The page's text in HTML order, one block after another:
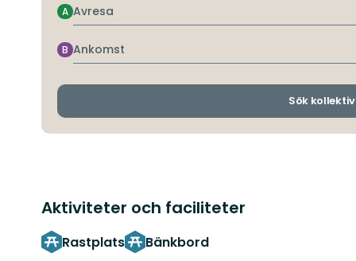
Avresa
A
Ankomst
B
Sök
Aktiviteter och faciliteter
Rastplats Bänkbord